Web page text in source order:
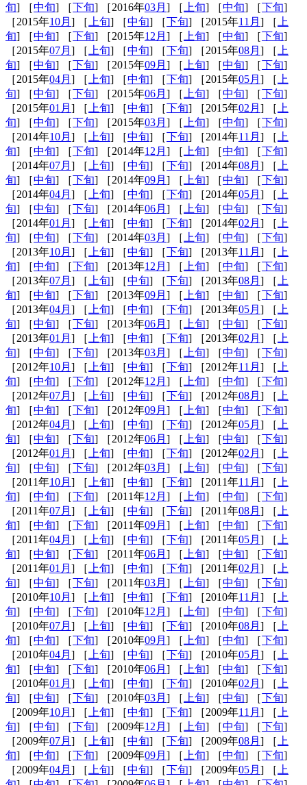
旬] ［中旬] ［下旬] ［2016年03月 ] ［ 上旬] ［中旬] ［下旬]
［2015年10月 ] ［ 上旬] ［中旬] ［下旬] ［2015年11月 ] ［ 上
旬] ［中旬] ［下旬] ［2015年12月 ] ［ 上旬] ［中旬] ［下旬]
［2015年07月 ] ［ 上旬] ［中旬] ［下旬] ［2015年08月 ] ［ 上
旬] ［中旬] ［下旬] ［2015年09月 ] ［ 上旬] ［中旬] ［下旬]
［2015年04月 ] ［ 上旬] ［中旬] ［下旬] ［2015年05月 ] ［ 上
旬] ［中旬] ［下旬] ［2015年06月 ] ［ 上旬] ［中旬] ［下旬]
［2015年01月 ] ［ 上旬] ［中旬] ［下旬] ［2015年02月 ] ［ 上
旬] ［中旬] ［下旬] ［2015年03月 ] ［ 上旬] ［中旬] ［下旬]
［2014年10月 ] ［ 上旬] ［中旬] ［下旬] ［2014年11月 ] ［ 上
旬] ［中旬] ［下旬] ［2014年12月 ] ［ 上旬] ［中旬] ［下旬]
［2014年07月 ] ［ 上旬] ［中旬] ［下旬] ［2014年08月 ] ［ 上
旬] ［中旬] ［下旬] ［2014年09月 ] ［ 上旬] ［中旬] ［下旬]
［2014年04月 ] ［ 上旬] ［中旬] ［下旬] ［2014年05月 ] ［ 上
旬] ［中旬] ［下旬] ［2014年06月 ] ［ 上旬] ［中旬] ［下旬]
［2014年01月 ] ［ 上旬] ［中旬] ［下旬] ［2014年02月 ] ［ 上
旬] ［中旬] ［下旬] ［2014年03月 ] ［ 上旬] ［中旬] ［下旬]
［2013年10月 ] ［ 上旬] ［中旬] ［下旬] ［2013年11月 ] ［ 上
旬] ［中旬] ［下旬] ［2013年12月 ] ［ 上旬] ［中旬] ［下旬]
［2013年07月 ] ［ 上旬] ［中旬] ［下旬] ［2013年08月 ] ［ 上
旬] ［中旬] ［下旬] ［2013年09月 ] ［ 上旬] ［中旬] ［下旬]
［2013年04月 ] ［ 上旬] ［中旬] ［下旬] ［2013年05月 ] ［ 上
旬] ［中旬] ［下旬] ［2013年06月 ] ［ 上旬] ［中旬] ［下旬]
［2013年01月 ] ［ 上旬] ［中旬] ［下旬] ［2013年02月 ] ［ 上
旬] ［中旬] ［下旬] ［2013年03月 ] ［ 上旬] ［中旬] ［下旬]
［2012年10月 ] ［ 上旬] ［中旬] ［下旬] ［2012年11月 ] ［ 上
旬] ［中旬] ［下旬] ［2012年12月 ] ［ 上旬] ［中旬] ［下旬]
［2012年07月 ] ［ 上旬] ［中旬] ［下旬] ［2012年08月 ] ［ 上
旬] ［中旬] ［下旬] ［2012年09月 ] ［ 上旬] ［中旬] ［下旬]
［2012年04月 ] ［ 上旬] ［中旬] ［下旬] ［2012年05月 ] ［ 上
旬] ［中旬] ［下旬] ［2012年06月 ] ［ 上旬] ［中旬] ［下旬]
［2012年01月 ] ［ 上旬] ［中旬] ［下旬] ［2012年02月 ] ［ 上
旬] ［中旬] ［下旬] ［2012年03月 ] ［ 上旬] ［中旬] ［下旬]
［2011年10月 ] ［ 上旬] ［中旬] ［下旬] ［2011年11月 ] ［ 上
旬] ［中旬] ［下旬] ［2011年12月 ] ［ 上旬] ［中旬] ［下旬]
［2011年07月 ] ［ 上旬] ［中旬] ［下旬] ［2011年08月 ] ［ 上
旬] ［中旬] ［下旬] ［2011年09月 ] ［ 上旬] ［中旬] ［下旬]
［2011年04月 ] ［ 上旬] ［中旬] ［下旬] ［2011年05月 ] ［ 上
旬] ［中旬] ［下旬] ［2011年06月 ] ［ 上旬] ［中旬] ［下旬]
［2011年01月 ] ［ 上旬] ［中旬] ［下旬] ［2011年02月 ] ［ 上
旬] ［中旬] ［下旬] ［2011年03月 ] ［ 上旬] ［中旬] ［下旬]
［2010年10月 ] ［ 上旬] ［中旬] ［下旬] ［2010年11月 ] ［ 上
旬] ［中旬] ［下旬] ［2010年12月 ] ［ 上旬] ［中旬] ［下旬]
［2010年07月 ] ［ 上旬] ［中旬] ［下旬] ［2010年08月 ] ［ 上
旬] ［中旬] ［下旬] ［2010年09月 ] ［ 上旬] ［中旬] ［下旬]
［2010年04月 ] ［ 上旬] ［中旬] ［下旬] ［2010年05月 ] ［ 上
旬] ［中旬] ［下旬] ［2010年06月 ] ［ 上旬] ［中旬] ［下旬]
［2010年01月 ] ［ 上旬] ［中旬] ［下旬] ［2010年02月 ] ［ 上
旬] ［中旬] ［下旬] ［2010年03月 ] ［ 上旬] ［中旬] ［下旬]
［2009年10月 ] ［ 上旬] ［中旬] ［下旬] ［2009年11月 ] ［ 上
旬] ［中旬] ［下旬] ［2009年12月 ] ［ 上旬] ［中旬] ［下旬]
［2009年07月 ] ［ 上旬] ［中旬] ［下旬] ［2009年08月 ] ［ 上
旬] ［中旬] ［下旬] ［2009年09月 ] ［ 上旬] ［中旬] ［下旬]
［2009年04月 ] ［ 上旬] ［中旬] ［下旬] ［2009年05月 ] ［ 上